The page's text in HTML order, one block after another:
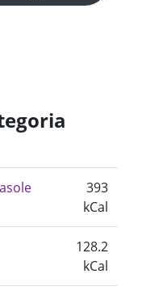
393
kCal
128.2
kCal